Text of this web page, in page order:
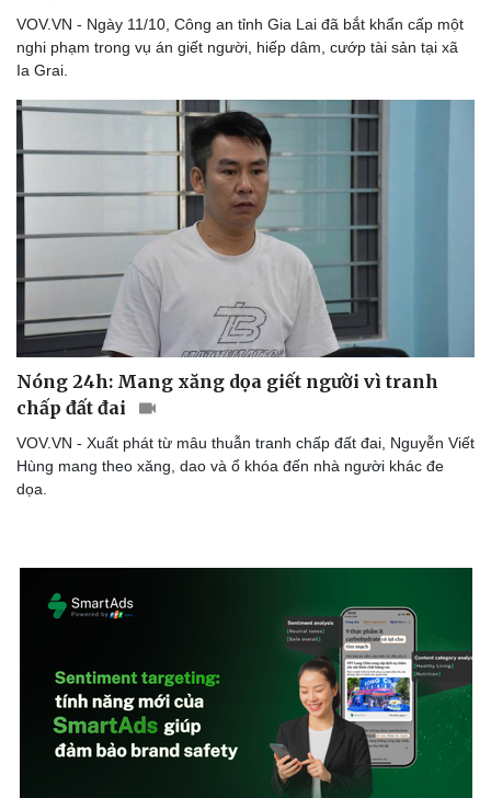
Du lịch
Tư vấn
Săn Tour
check-in
Câu chuyện thời sự
Đọc truyện đêm khuya
Kể chuyện cho bé
Hạt giống tâm hồn
VOV.VN - Ngày 11/10, Công an tỉnh Gia Lai đã bắt khẩn cấp một
nghi phạm trong vụ án giết người, hiếp dâm, cướp tài sản tại xã
Ia Grai.
Nóng 24h: Mang xăng dọa giết người vì tranh
chấp đất đai
VOV.VN - Xuất phát từ mâu thuẫn tranh chấp đất đai, Nguyễn Viết
Hùng mang theo xăng, dao và ổ khóa đến nhà người khác đe
dọa.